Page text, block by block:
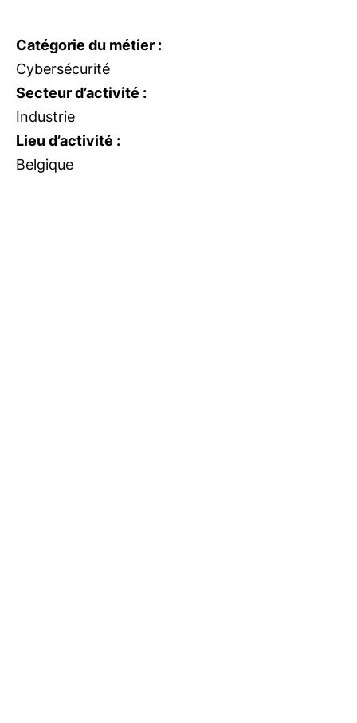
Catégorie du métier :
Cybersécurité
Secteur d’activité :
Industrie
Lieu d’activité :
Belgique